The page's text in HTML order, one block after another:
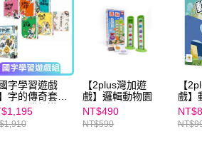
國字學習遊戲
字的傳奇套書
2plus灣加遊
部件獸
【2plus灣加遊
戲】邏輯動物園
NT$490
NT$590
【
戲】
最可
戲，
的疊